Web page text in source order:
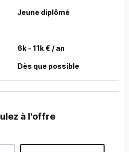
Jeune diplômé
6k - 11k € / an
Dès que possible
à l'offre